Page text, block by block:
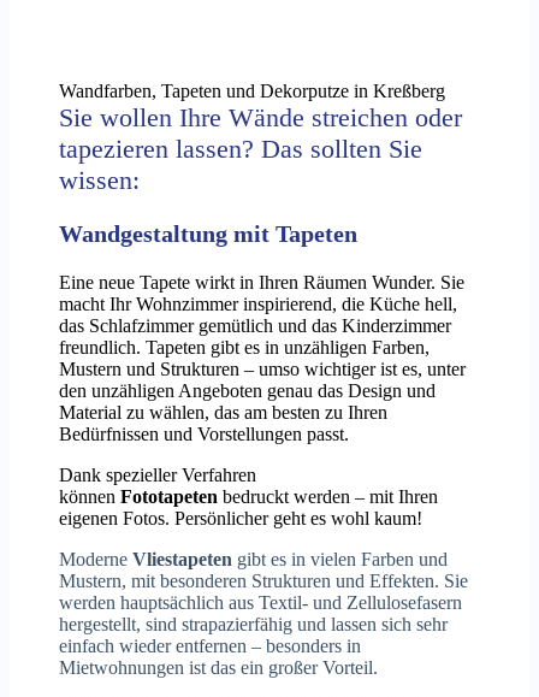
Wandfarben, Tapeten und Dekorputze in Kreßberg
Sie wollen Ihre Wände streichen oder
tapezieren lassen? Das sollten Sie
wissen:
Wandgestaltung mit Tapeten
Eine neue Tapete wirkt in Ihren Räumen Wunder. Sie
macht Ihr Wohnzimmer inspirierend, die Küche hell,
das Schlafzimmer gemütlich und das Kinderzimmer
freundlich. Tapeten gibt es in unzähligen Farben,
Mustern und Strukturen – umso wichtiger ist es, unter
den unzähligen Angeboten genau das Design und
Material zu wählen, das am besten zu Ihren
Bedürfnissen und Vorstellungen passt.
Dank spezieller Verfahren
könnenFototapetenbedruckt werden – mit Ihren
eigenen Fotos. Persönlicher geht es wohl kaum!
ModerneVliestapeten gibt es in vielen Farben und
Mustern, mit besonderen Strukturen und Effekten. Sie
werden hauptsächlich aus Textil- und Zellulosefasern
hergestellt, sind strapazierfähig und lassen sich sehr
einfach wieder entfernen – besonders in
Mietwohnungen ist das ein großer Vorteil.